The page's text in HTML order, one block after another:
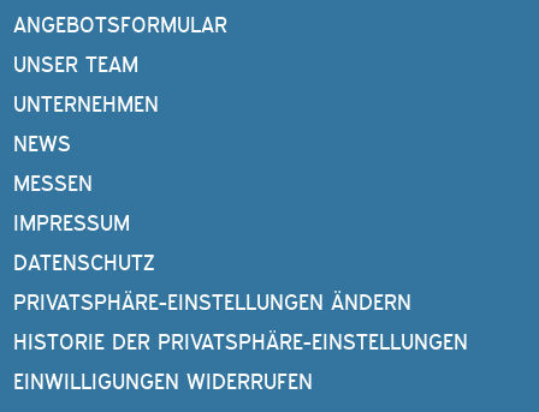
ANGEBOTSFORMULAR
UNSER TEAM
UNTERNEHMEN
NEWS
MESSEN
IMPRESSUM
DATENSCHUTZ
PRIVATSPHÄRE-EINSTELLUNGEN ÄNDERN
HISTORIE DER PRIVATSPHÄRE-EINSTELLUNGEN
EINWILLIGUNGEN WIDERRUFEN